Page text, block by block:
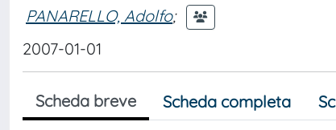
PANARELLO, Adolfo;
2007-01-01
Scheda breve Scheda completa